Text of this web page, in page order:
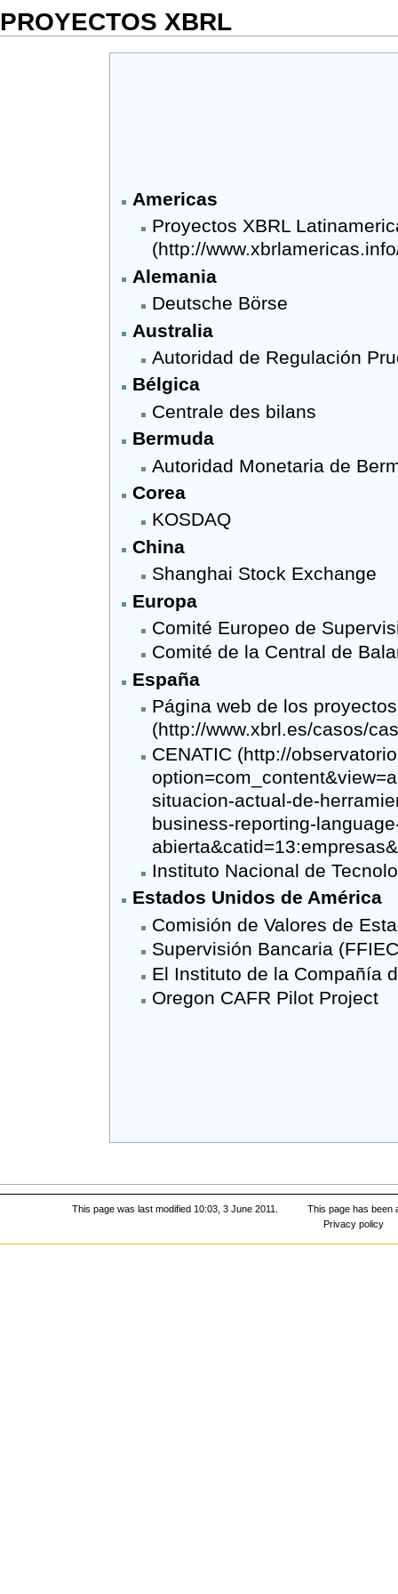
PROYECTOS XBRL
Americas
Proyectos XBRL
Alemania
Deutsche Börse
Australia
Autoridad de Regulación
Bélgica
Centrale des bilans
Bermuda
Autoridad Monetaria de
Corea
KOSDAQ
China
Shanghai Stock Exchange
Europa
Comité Europeo de
Comité de la Central de
España
Página web de los
CENATIC
Instituto Nacional de
Estados Unidos de América
Comisión de Valores de
Supervisión Bancaria
El Instituto de la Compañía
Oregon CAFR Pilot Project
This page was last modified 10:03, 3 June 2011.
This page has been
Privacy policy